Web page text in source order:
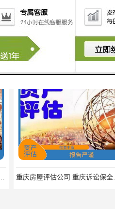
产品推荐
production and sales in one of
_重庆拆迁评估公司电话 重庆房